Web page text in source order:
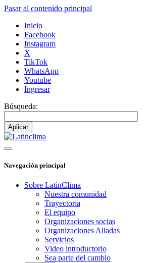
Pasar al contenido principal
Inicio
Facebook
Instagram
X
TikTok
WhatsApp
Youtube
Ingresar
Búsqueda:
Navegación principal
Sobre LatinClima
Nuestra comunidad
Trayectoria
El equipo
Organizaciones socias
Organizaciones Aliadas
Servicios
Video introductorio
Sea parte del cambio